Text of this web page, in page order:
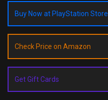
Buy Now at PlayStation Store
Check Price on Amazon
Get Gift Cards